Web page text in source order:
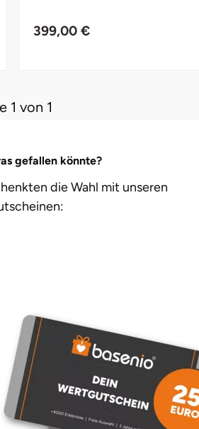
399,00 €
1 von 1
gefallen könnte?
die Wahl mit unseren